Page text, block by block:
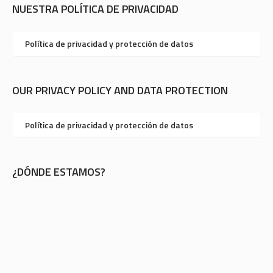
NUESTRA POLÍTICA DE PRIVACIDAD
Política de privacidad y protección de datos
OUR PRIVACY POLICY AND DATA PROTECTION
Política de privacidad y protección de datos
¿DÓNDE ESTAMOS?